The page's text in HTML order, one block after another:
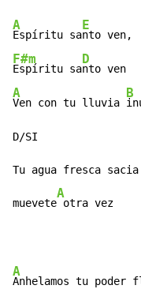
A
Espíritu sa
E
F#m
Espíritu sa
D
A
Ven con tu lluvia
B
D/
Tu agua fresca
muevete
A
otra vez
A
Anhelamos tu poder